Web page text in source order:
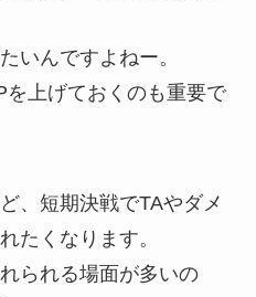
いんですよねー。
上げておくのも重要で
、短期決戦でTAやダメ
たくなります。
られる場面が多いの